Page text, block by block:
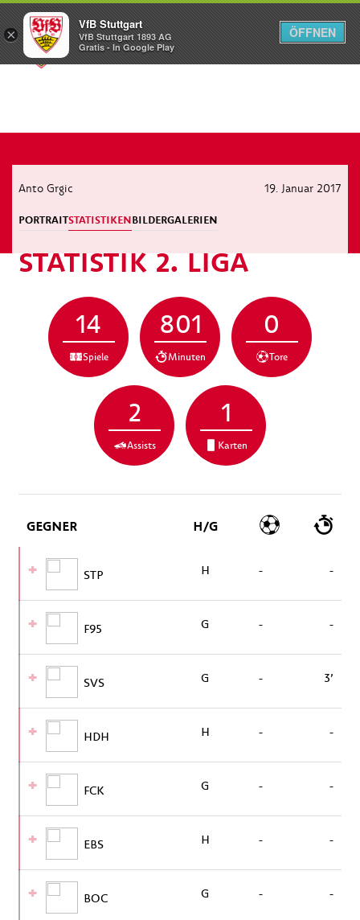
Menü
Anto Grgic 19. Januar 2017
PORTRAITSTATISTIKENBILDERGALERIEN
STATISTIK 2. LIGA
14
Spiele
801
Minuten
0
Tore
2
Assists
1
Karten
GEGNER H/G
STP H - -
F95 G - -
SVS G - 3’
HDH H - -
FCK G - -
EBS H - -
BOC G - -
×
VfB Stuttgart
VfB Stuttgart 1893 AG
Gratis - In Google Play
ÖFFNEN